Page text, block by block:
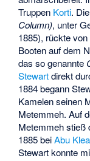
Truppen Korti.
Column), unter
1885), rückte
Booten auf dem
das so genannte
Stewartdirekt
1884 begann
Kamelen seinen
Metemmeh. Auf
Metemmeh stieß
1885 beiAbu Klea
Stewart konnte